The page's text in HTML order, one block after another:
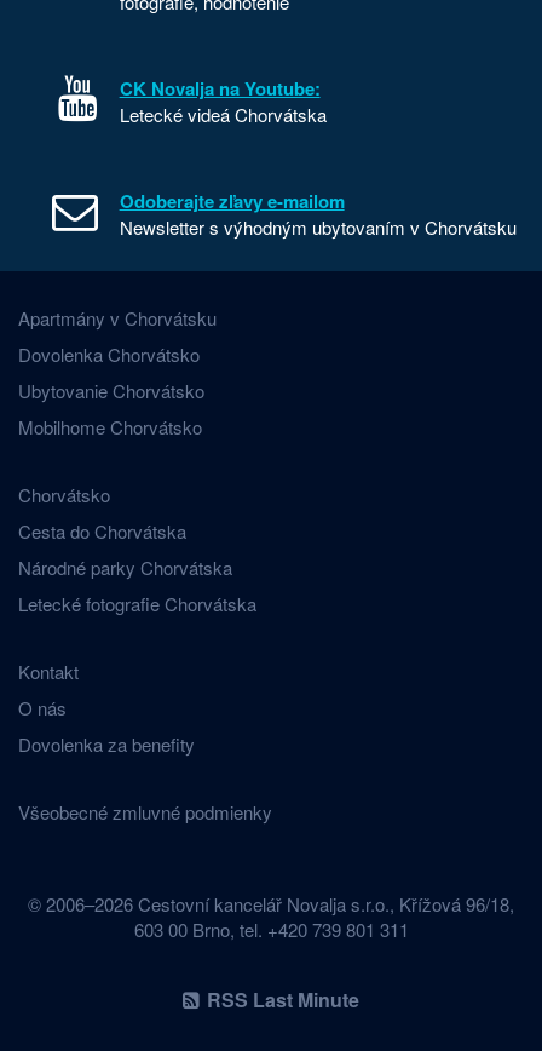
CK Novalja na Youtube:
Letecké videá Chorvátska
Odoberajte zľavy e-mailom
Newsletter s výhodným ubytovaním v Chorvátsku
Apartmány v Chorvátsku
Dovolenka Chorvátsko
Ubytovanie Chorvátsko
Mobilhome Chorvátsko
Chorvátsko
Cesta do Chorvátska
Národné parky Chorvátska
Letecké fotografie Chorvátska
Kontakt
O nás
Dovolenka za benefity
Všeobecné zmluvné podmienky
© 2006–2026 Cestovní kancelář Novalja s.r.o., Křížová 96/18,
603 00 Brno, tel. +420 739 801 311
RSS Last Minute